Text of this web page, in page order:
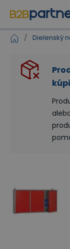
/ Dielenský